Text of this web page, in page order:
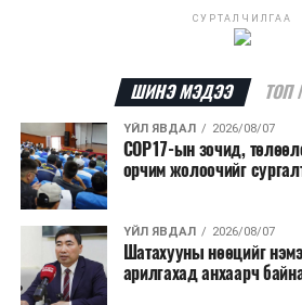
шатаасан гэх үндэслэлээр
шалтгааныг үргэлжлүүлэн
аянгын улмаас үүсээгүй гэж үзэж
Одоогоор АНУ даяар 13 мужид 90
хээрийн түймэр идэвхтэй
талаас илүү нь Орегон болон
бүртгэгдсэн байна. Цаг уурын
өдрүүдэд агаарын
нэмэгдэж, хуурайшилт эрчимжих
СУРТАЛЧИЛГАА
ШИНЭ МЭДЭЭ ТОП
ҮЙЛ ЯВДАЛ 2026/08/07
COP17-ын зочид,
орчим жолоочийг
ҮЙЛ ЯВДАЛ 2026/08/07
Шатахууны нөөцийг
арилгахад анхаарч